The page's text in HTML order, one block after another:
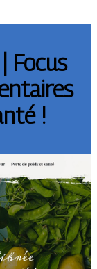
Focus
!